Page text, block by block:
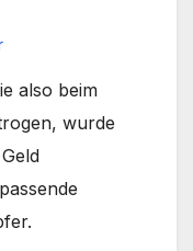
also beim
wurde